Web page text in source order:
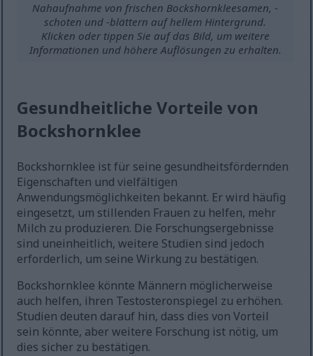
Nahaufnahme von frischen Bockshornkleesamen, -
schoten und -blättern auf hellem Hintergrund.
Klicken oder tippen Sie auf das Bild, um weitere
Informationen und höhere Auflösungen zu erhalten.
Gesundheitliche Vorteile von
Bockshornklee
Bockshornklee ist für seine gesundheitsfördernden
Eigenschaften und vielfältigen
Anwendungsmöglichkeiten bekannt. Er wird häufig
eingesetzt, um stillenden Frauen zu helfen, mehr
Milch zu produzieren. Die Forschungsergebnisse
sind uneinheitlich, weitere Studien sind jedoch
erforderlich, um seine Wirkung zu bestätigen.
Bockshornklee könnte Männern möglicherweise
auch helfen, ihren Testosteronspiegel zu erhöhen.
Studien deuten darauf hin, dass dies von Vorteil
sein könnte, aber weitere Forschung ist nötig, um
dies sicher zu bestätigen.